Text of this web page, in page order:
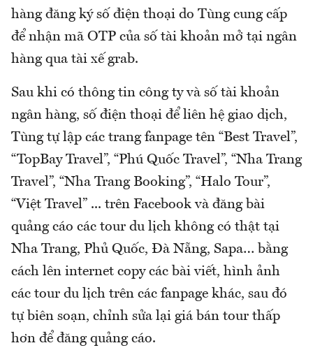
hàng đăng ký số điện thoại do Tùng cung cấp
để nhận mã OTP của số tài khoản mở tại ngân
hàng qua tài xế grab.
Sau khi có thông tin công ty và số tài khoản
ngân hàng, số điện thoại để liên hệ giao dịch,
Tùng tự lập các trang fanpage tên “Best Travel”,
“TopBay Travel”, “Phú Quốc Travel”, “Nha Trang
Travel”, “Nha Trang Booking”, “Halo Tour”,
“Việt Travel” ... trên Facebook và đăng bài
quảng cáo các tour du lịch không có thật tại
Nha Trang, Phủ Quốc, Đà Nẵng, Sapa… bằng
cách lên internet copy các bài viết, hình ảnh
các tour du lịch trên các fanpage khác, sau đó
tự biên soạn, chỉnh sửa lại giá bán tour thấp
hơn để đăng quảng cáo.